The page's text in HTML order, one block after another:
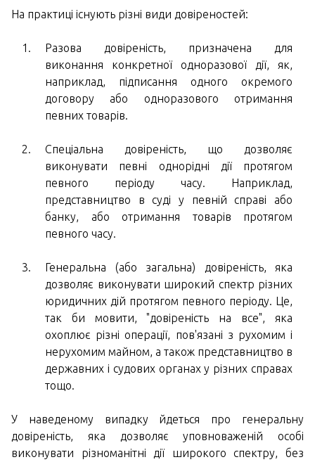
На практиці існують різні види довіреностей:
Разова довіреність, призначена для
виконання конкретної одноразової дії, як,
наприклад, підписання одного окремого
договору або одноразового отримання
певних товарів.
Спеціальна довіреність, що дозволяє
виконувати певні однорідні дії протягом
певного періоду часу. Наприклад,
представництво в суді у певній справі або
банку, або отримання товарів протягом
певного часу.
Генеральна (або загальна) довіреність, яка
дозволяє виконувати широкий спектр різних
юридичних дій протягом певного періоду. Це,
так би мовити, "довіреність на все", яка
охоплює різні операції, пов'язані з рухомим і
нерухомим майном, а також представництво в
державних і судових органах у різних справах
тощо.
У наведеному випадку йдеться про генеральну
довіреність, яка дозволяє уповноваженій особі
виконувати різноманітні дії широкого спектру, без